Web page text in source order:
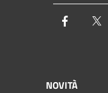
Facebook
NOVITÀ